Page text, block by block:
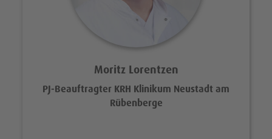
Moritz Lorentzen
PJ-Beauftragter KRH Klinikum Neustadt am
Rübenberge